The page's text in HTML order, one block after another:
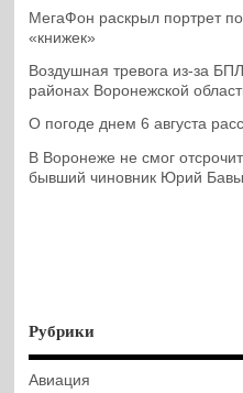
МегаФон раскрыл портрет
«книжек»
Воздушная тревога из-за
районах Воронежской
О погоде днем 6 августа
В Воронеже не смог
бывший чиновник Юрий
Рубрики
Авиация